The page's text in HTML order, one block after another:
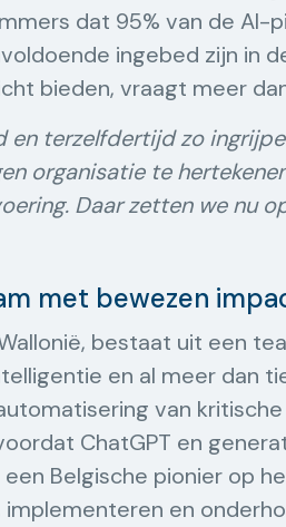
dat 95% van de
ingebed zijn in
bieden, vraagt meer
en terzelfdertijd zo
organisatie te
Daar zetten we nu
met bewezen
bestaat uit een
en al meer dan
van
ChatGPT en
Belgische pionier op
en